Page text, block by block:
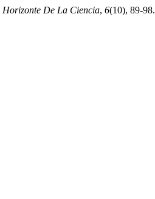
Horizonte De La Ciencia, 6(10), 89-98.